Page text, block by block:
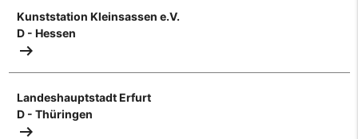
Kunststation Kleinsassen e.V.
D - Hessen
arrow_right_alt
Landeshauptstadt Erfurt
D - Thüringen
arrow_right_alt